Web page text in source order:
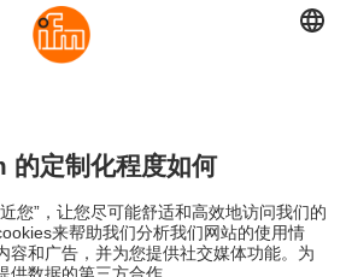
隐私政策